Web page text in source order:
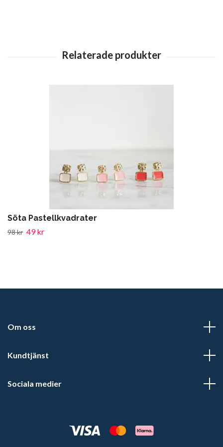
Söta Pastellkvadrater
98 kr 49 kr
Om oss
Kundtjänst
Sociala medier